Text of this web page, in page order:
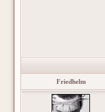
Friedhelm